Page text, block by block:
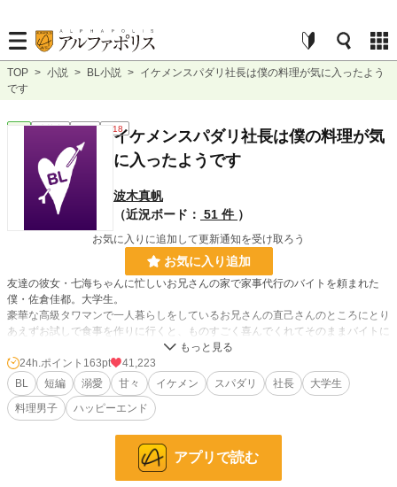
TOP > 小説 > BL小説 > イケメンスパダリ社長は僕の料理が気に入ったよう
です
BL 連載中 長編 R18
イケメンスパダリ社長は僕の料理が気
に入ったようです
波木真帆
（近況ボード： 51 件 ）
お気に入りに追加して更新通知を受け取ろう
お気に入り追加
友達の彼女・七海ちゃんに忙しいお兄さんの家で家事代行のバイトを頼まれた
僕・佐倉佳都。大学生。
豪華な高級タワマンで一人暮らしをしているお兄さんの直己さんのところにとり
あえずお試しで食事を作りに行くと、ものすごく喜んでくれてそのままバイトに
採用されたはいいけれど、朝早く起こしてほしいからと頼まれてなぜかお泊まり
することに。しかもベッドがひとつしかなくて……。
イケメンスパダリ社長に溺愛される甘々ハッピーエンド小説です。
短いですが、楽しんでもらえると嬉しいです♡
R18には※つけます。
7,854 位 / 228,743 件
1,543 位 / 31,413 件
24h.ポイント 163pt
41,223
BL
短編 溺愛 甘々 イケメン スパダリ 社長
大学生
料理男子
ハッピーエンド
アプリで読む